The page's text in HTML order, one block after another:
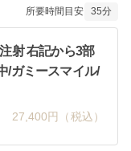
所要時間目安 35分
射 右記から3部
/ガミースマイル/
27,400円（税込）